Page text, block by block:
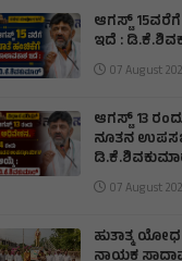
ಆಗಸ್ಟ್
ಇದೆ :
07 August
ಆಗಸ್ಟ್ 13
ನೂತನ
07 August
ಹುತಾತ್ಮ